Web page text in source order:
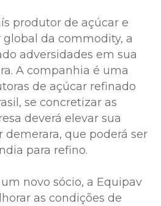
produtor de açúcar e
da commodity, a
adversidades em sua
A companhia é uma
de açúcar refinado
se concretizar as
deverá elevar sua
demerara, que poderá ser
para refino.
novo sócio, a Equipav
as condições de